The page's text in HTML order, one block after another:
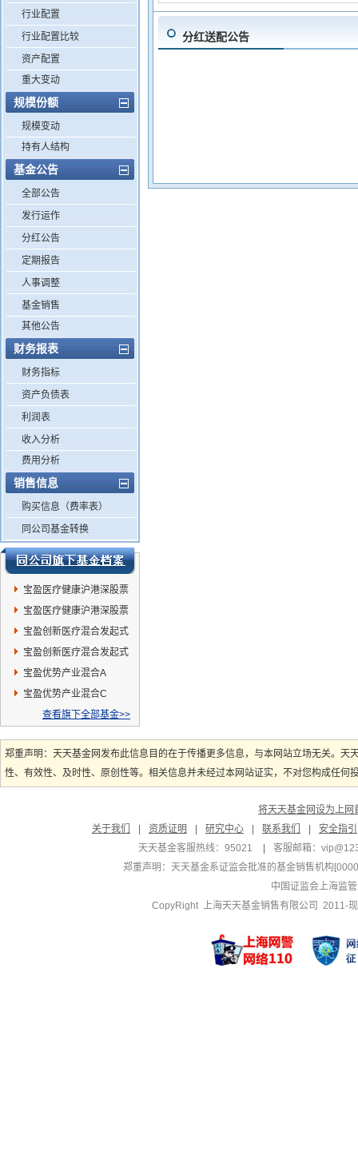
行业配置
行业配置比较
资产配置
重大变动
规模份额
规模变动
持有人结构
基金公告
全部公告
发行运作
分红公告
定期报告
人事调整
基金销售
其他公告
财务报表
财务指标
资产负债表
利润表
收入分析
费用分析
销售信息
购买信息（费率表）
同公司基金转换
宝盈医疗健康沪港深股票
A
宝盈医疗健康沪港深股票
C
宝盈创新医疗混合发起式
C
宝盈创新医疗混合发起式
A
宝盈优势产业混合A
宝盈优势产业混合C
查看旗下全部基金>>
分红送配公告
郑重声明：天天基金网发布此信息目的在于传播更多信息，与本网站立场无关。
性、有效性、及时性、原创性等。相关信息并未经过本网站证实，不对您构成任
将天天基金网设为上网
关于我们
资质证明 研究中心 联系我们
安全指引
天天基金客服热线：95021
客服邮箱：
郑重声明： 天天基金系证监会批准的基金销售机构
中国证监会上海监
CopyRight 上海天天基金销售有限公司 2011-